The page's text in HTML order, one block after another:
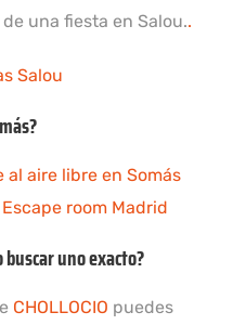
una fiesta en Salou..
Salou
al aire libre en Somás
Escape room Madrid
uno exacto?
CHOLLOCIO puedes